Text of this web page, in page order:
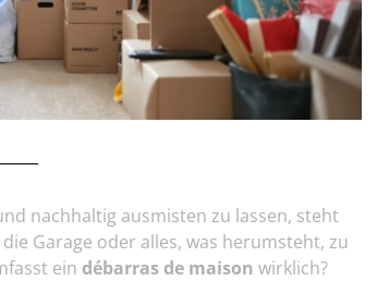
nachhaltig ausmisten zu lassen, steht
Garage oder alles, was herumsteht, zu
ein débarras de maison wirklich?